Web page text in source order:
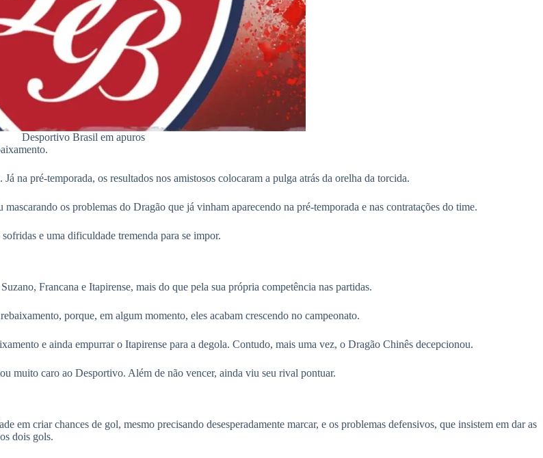
Desportivo Brasil em apuros
na pré-temporada, os resultados nos amistosos colocaram a pulga atrás da orelha da torcida.
os problemas do Dragão que já vinham aparecendo na pré-temporada e nas contratações do time.
e uma dificuldade tremenda para se impor.
Francana e Itapirense, mais do que pela sua própria competência nas partidas.
porque, em algum momento, eles acabam crescendo no campeonato.
e ainda empurrar o Itapirense para a degola. Contudo, mais uma vez, o Dragão Chinês decepcionou.
muito caro ao Desportivo. Além de não vencer, ainda viu seu rival pontuar.
criar chances de gol, mesmo precisando desesperadamente marcar, e os problemas defensivos, que insistem em dar as
dois gols.